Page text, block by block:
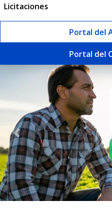
Licitaciones
Portal del
Portal del
Seguros |
Previous